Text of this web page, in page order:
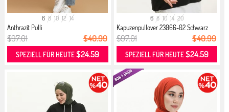
6 8 10 12 14
Anthrazit Pulli
$97.01 $40.99
SPEZIELL FÜR HEUTE$24.59
6 8 10 14 20
Kapuzenpullover 23066-02 Schwarz
$97.01 $40.99
SPEZIELL FÜR HEUTE$24.59